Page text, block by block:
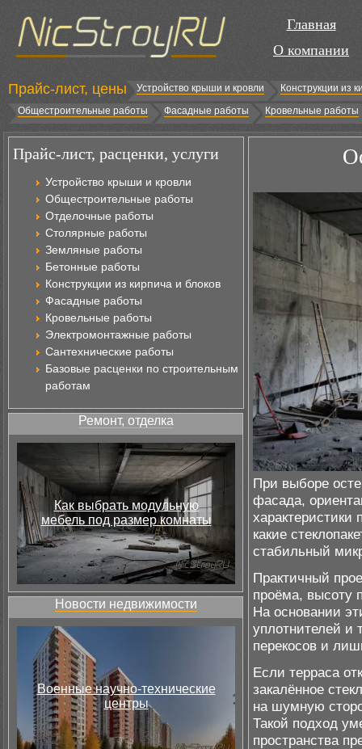
Главная
О компании
Прайс-лист, цены Устройство крыши и кровли
Конструкции из
Общестроительные работы
Фасадные работы Кровельные работы
Прайс-лист, расценки, услуги
Устройство крыши и кровли
Общестроительные работы
Отделочные работы
Столярные работы
Земляные работы
Бетонные работы
Конструкции из кирпича и блоков
Фасадные работы
Кровельные работы
Электромонтажные работы
Сантехнические работы
Базовые расценки по строительным
работам
Ремонт, отделка
Как выбрать модульную
мебель под размер комнаты
Новости недвижимости
Военные научно-технические
центры
При выборе
фасада,
какие
стабильный
Практичный
проёма, высоту
На основании
уплотнителей и
перекосов и
Если терраса
закалённое
на шумную
Такой подход
пространства